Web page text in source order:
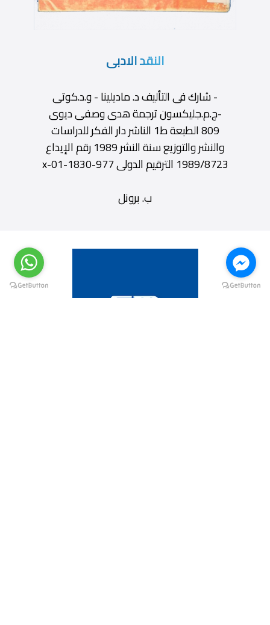
النقد الادبى
- شارك فى التأليف د. ماديلينا - و.د.كوتى
-ج.م.جليكسون ترجمة هدى وصفى ديوى
809 الطبعة ط1 الناشر دار الفكر للدراسات
والنشر والتوزيع سنة النشر 1989 رقم الإيداع
1989/8723 الترقيم الدولى 977-1830-01-x
ب. برونل